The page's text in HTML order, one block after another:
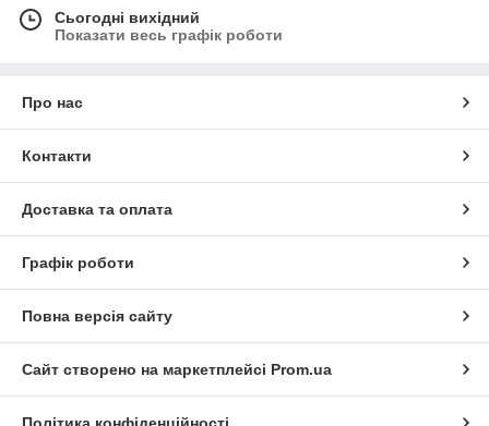
Сьогодні вихідний
Показати весь графік роботи
Про нас
Контакти
Доставка та оплата
Графік роботи
Повна версія сайту
Сайт створено на маркетплейсі Prom.ua